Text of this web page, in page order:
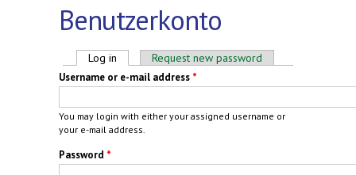
Benutzerkonto
Primary tabs
Log in (active tab)Request new password
Username or e-mail address *
You may login with either your assigned username or
your e-mail address.
Password *